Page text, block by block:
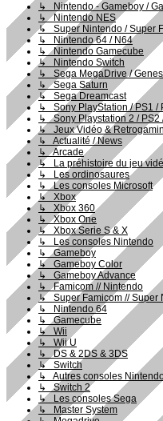
↳ Nintendo - Gameboy /
↳ Nintendo NES
↳ Super Nintendo / Super
↳ Nintendo 64 / N64
↳ Nintendo Gamecube
↳ Nintendo Switch
↳ Sega MegaDrive /
↳ Sega Saturn
↳ Sega Dreamcast
↳ Sony PlayStation / PS1 /
↳ Sony Playstation 2 / PS2
↳ Jeux Vidéo &
↳ Actualité / News
↳ Arcade
↳ La préhistoire du jeu
↳ Les ordinosaures
↳ Les consoles Microsoft
↳ Xbox
↳ Xbox 360
↳ Xbox One
↳ Xbox Serie S & X
↳ Les consoles Nintendo
↳ Gameboy
↳ Gameboy Color
↳ Gameboy Advance
↳ Famicom // Nintendo
↳ Super Famicom // Super
↳ Nintendo 64
↳ Gamecube
↳ Wii
↳ Wii U
↳ DS & 2DS & 3DS
↳ Switch
↳ Autres consoles
↳ Switch 2
↳ Les consoles Sega
↳ Master System